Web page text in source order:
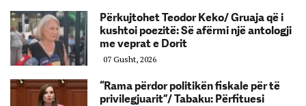
Përkujtohet Teodor Keko/ Gruaja që i
kushtoi poezitë: Së afërmi një antologji
me veprat e Dorit
07 Gusht, 2026
“Rama përdor politikën fiskale për të
privilegjuarit”/ Tabaku: Përfituesi